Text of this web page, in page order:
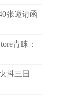
张邀请函
青睐：
抖三国